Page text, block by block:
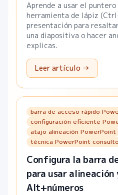
Aprende a usar el
herramienta de lápiz
presentación para
una diapositiva o hacer
explicas.
Leer artículo →
barra de acceso rápido
configuración eficiente
atajo alineación PowerPoint
técnica PowerPoint
Configura la barra
para usar alineación
Alt+números